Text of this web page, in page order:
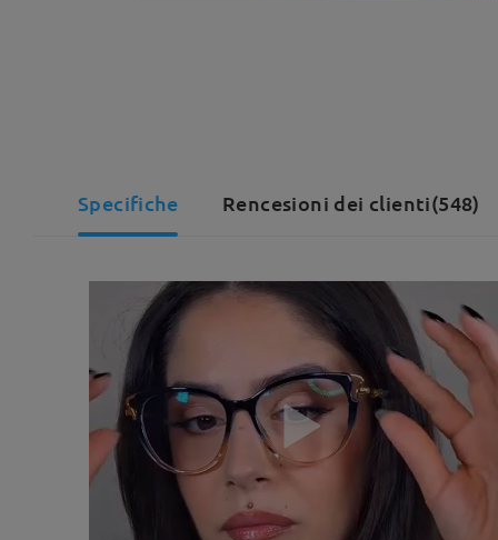
Specifiche Rencesioni dei clienti(548)